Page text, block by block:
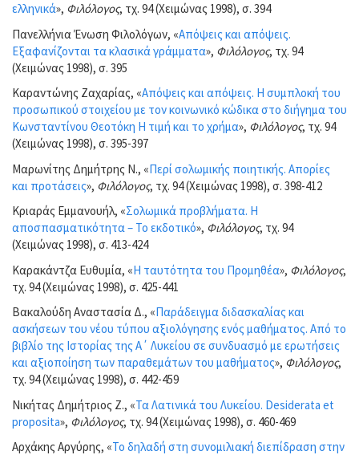
ελληνικά», Φιλόλογος, τχ. 94 (Χειμώνας 1998), σ. 394
Πανελλήνια Ένωση Φιλολόγων, «Απόψεις και απόψεις.
Εξαφανίζονται τα κλασικά γράμματα», Φιλόλογος, τχ. 94
(Χειμώνας 1998), σ. 395
Καραντώνης Ζαχαρίας, «Απόψεις και απόψεις. Η συμπλοκή του
προσωπικού στοιχείου με τον κοινωνικό κώδικα στο διήγημα του
Κωνσταντίνου Θεοτόκη Η τιμή και το χρήμα», Φιλόλογος, τχ. 94
(Χειμώνας 1998), σ. 395-397
Μαρωνίτης Δημήτρης Ν., «Περί σολωμικής ποιητικής. Απορίες
και προτάσεις», Φιλόλογος, τχ. 94 (Χειμώνας 1998), σ. 398-412
Κριαράς Εμμανουήλ, «Σολωμικά προβλήματα. Η
αποσπασματικότητα – Το εκδοτικό», Φιλόλογος, τχ. 94
(Χειμώνας 1998), σ. 413-424
Καρακάντζα Ευθυμία, «Η ταυτότητα του Προμηθέα», Φιλόλογος,
τχ. 94 (Χειμώνας 1998), σ. 425-441
Βακαλούδη Αναστασία Δ., «Παράδειγμα διδασκαλίας και
ασκήσεων του νέου τύπου αξιολόγησης ενός μαθήματος. Από το
βιβλίο της Ιστορίας της Α΄ Λυκείου σε συνδυασμό με ερωτήσεις
και αξιοποίηση των παραθεμάτων του μαθήματος», Φιλόλογος,
τχ. 94 (Χειμώνας 1998), σ. 442-459
Νικήτας Δημήτριος Ζ., «Τα Λατινικά του Λυκείου. Desiderata et
proposita», Φιλόλογος, τχ. 94 (Χειμώνας 1998), σ. 460-469
Αρχάκης Αργύρης, «Το δηλαδή στη συνομιλιακή διεπίδραση στην